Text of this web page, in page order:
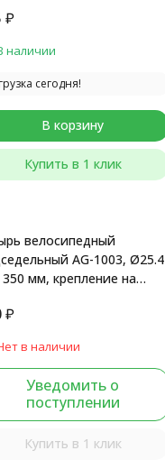
₽
наличии
сегодня!
В корзину
Купить в 1 клик
велосипедный
AG-1003, Ø25.4
мм, крепление на
₽
в наличии
Уведомить о
поступлении
Купить в 1 клик